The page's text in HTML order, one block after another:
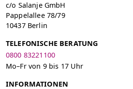
c/o Salanje GmbH
Pappelallee 78/79
10437 Berlin
TELEFONISCHE BERATUNG
0800 83221100
Mo–Fr von 9 bis 17 Uhr
INFORMATIONEN